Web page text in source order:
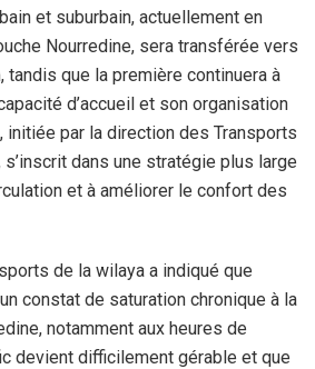
et suburbain, actuellement en
Nourredine, sera transférée vers
tandis que la première continuera à
d’accueil et son organisation
initiée par la direction des Transports
s’inscrit dans une stratégie plus large
et à améliorer le confort des
de la wilaya a indiqué que
constat de saturation chronique à la
notamment aux heures de
devient difficilement gérable et que